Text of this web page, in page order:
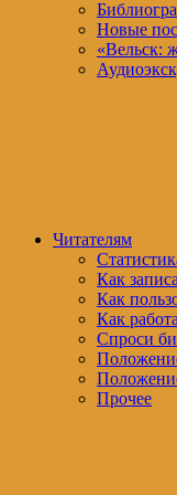
Новые
«Вельск:
Читателям
Как
Как
Как
Спроси
Прочее